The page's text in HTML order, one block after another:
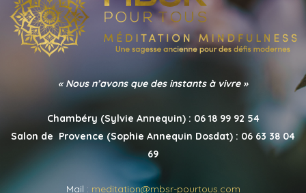
« Nous n’avons que des instants à vivre »
Chambéry (Sylvie Annequin) : 06 18 99 92 54
Salon de Provence (Sophie Annequin Dosdat) : 06 63 38 04
69
Mail : meditation@mbsr-pourtous.com